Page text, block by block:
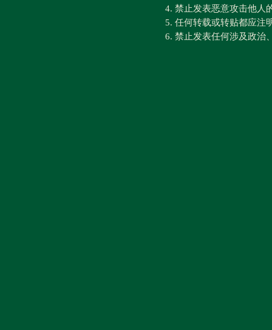
4. 禁止发表恶意攻击他人
5. 任何转载或转贴都应注
6. 禁止发表任何涉及政治